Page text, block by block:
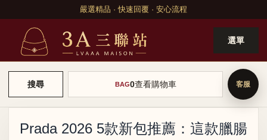
嚴選精品 · 快速回覆 · 安心流程
選單
搜尋 BAG0查看購物車
Prada 2026 5款新包推薦：這款臘腸